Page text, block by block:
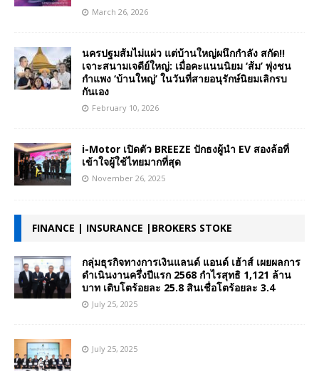
March 26, 2026
นครปฐมส้มไม่แผ่ว แต่บ้านใหญ่ผนึกกำลัง สกัด!!
เจาะสนามเจดีย์ใหญ่: เมื่อคะแนนนิยม ‘ส้ม’ พุ่งชน
กำแพง ‘บ้านใหญ่’ ในวันที่สายอนุรักษ์นิยมเลิกรบ
กันเอง
February 10, 2026
i-Motor เปิดตัว BREEZE ปักธงผู้นำ EV สองล้อที่
เข้าใจผู้ใช้ไทยมากที่สุด
November 26, 2025
FINANCE | INSURANCE |BROKERS STOKE
กลุ่มธุรกิจทางการเงินแลนด์ แอนด์ เฮ้าส์ เผยผลการ
ดำเนินงานครึ่งปีแรก 2568 กำไรสุทธิ 1,121 ล้าน
บาท เติบโตร้อยละ 25.8 สินเชื่อโตร้อยละ 3.4
July 25, 2025
July 25, 2025